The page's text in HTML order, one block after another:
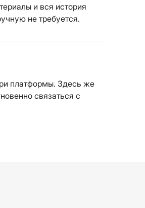
и вся история
не требуется.
платформы. Здесь же
связаться с